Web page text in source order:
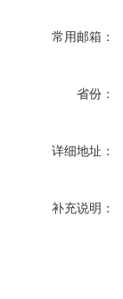
常用邮箱：
省份：
详细地址：
补充说明：